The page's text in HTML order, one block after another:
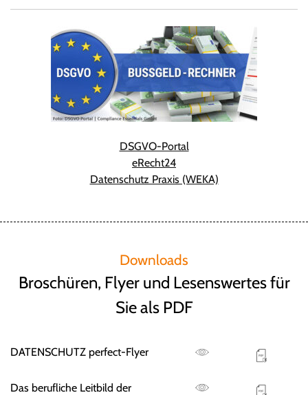
DSGVO-Portal
eRecht24
Datenschutz Praxis (WEKA)
Downloads
Broschüren, Flyer und Lesenswertes für
Sie als PDF
DATENSCHUTZ perfect-Flyer
Das berufliche Leitbild der